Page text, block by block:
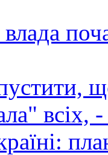
всіх,